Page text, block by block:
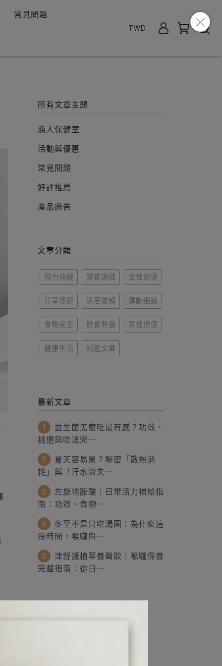
常見問題
TWD
所有文章主題
漁人保健室
活動與優惠
常見問題
好評推薦
產品廣告
文章分類
視力保健 營養調理 女性保健
兒童保健 迷思破解 運動鍛鍊
食物安全 飲食熱量 男性保健
健康生活 精選文章
最新文章
1
益生菌怎麼吃最有感？功效、
挑選與吃法完⋯
2
夏天容易累？解密「散熱消
耗」與「汗水流失⋯
3
左旋精胺酸｜日常活力補給指
南：功效、食物⋯
4
冬至不是只吃湯圓：為什麼這
段時間，喉嚨與⋯
5
津舒護植萃養聲飲｜喉嚨保養
完整指南：從日⋯